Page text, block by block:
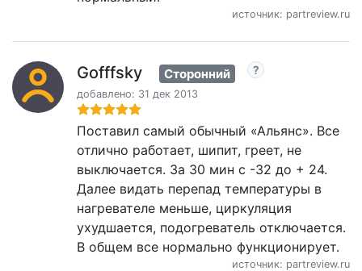
источник: partreview.ru
Gofffsky Сторонний
добавлено: 31 дек 2013
Поставил самый обычный «Альянс». Все
отлично работает, шипит, греет, не
выключается. За 30 мин с -32 до + 24.
Далее видать перепад температуры в
нагревателе меньше, циркуляция
ухудшается, подогреватель отключается.
В общем все нормально функционирует.
источник: partreview.ru